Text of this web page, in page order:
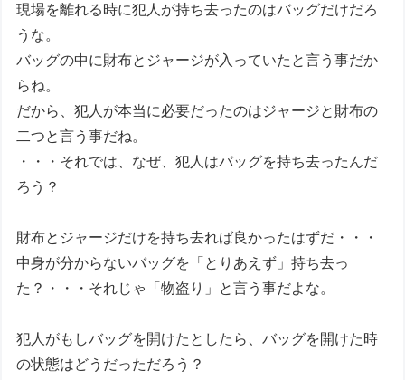
現場を離れる時に犯人が持ち去ったのはバッグだけだろ
うな。
バッグの中に財布とジャージが入っていたと言う事だか
らね。
だから、犯人が本当に必要だったのはジャージと財布の
二つと言う事だね。
・・・それでは、なぜ、犯人はバッグを持ち去ったんだ
ろう？
財布とジャージだけを持ち去れば良かったはずだ・・・
中身が分からないバッグを「とりあえず」持ち去っ
た？・・・それじゃ「物盗り」と言う事だよな。
犯人がもしバッグを開けたとしたら、バッグを開けた時
の状態はどうだっただろう？